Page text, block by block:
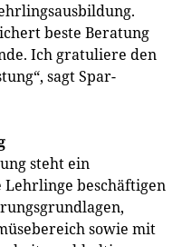
beste Beratung
Ich gratuliere den
sagt Spar-
steht ein
beschäftigen
sowie mit